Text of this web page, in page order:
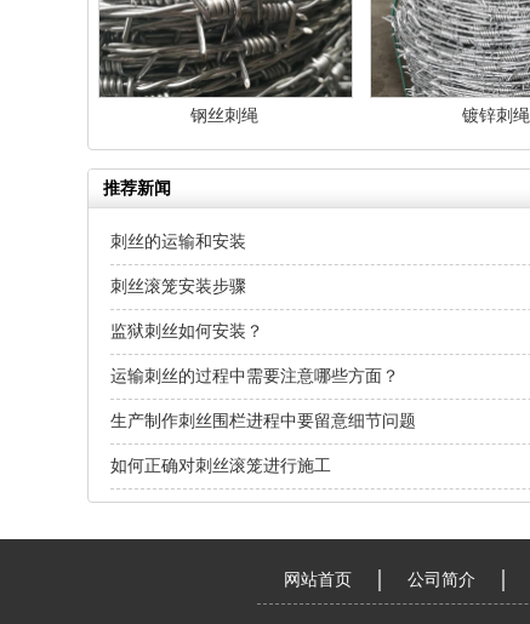
钢丝刺绳 镀锌刺绳
推荐新闻
刺丝的运输和安装
刺丝​滚笼安装步骤
监狱刺丝​如何安装？
运输刺丝的过程中需要注意哪些方面？
生产制作刺丝围栏进程中要留意细节问题
如何正确对刺丝滚笼进行施工
网站首页 公司简介